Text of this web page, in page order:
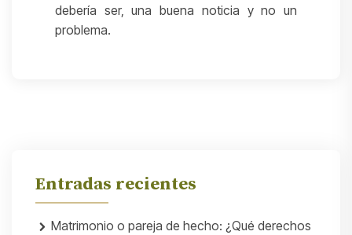
debería ser, una buena noticia y no un
problema.
Entradas recientes
Matrimonio o pareja de hecho: ¿Qué derechos